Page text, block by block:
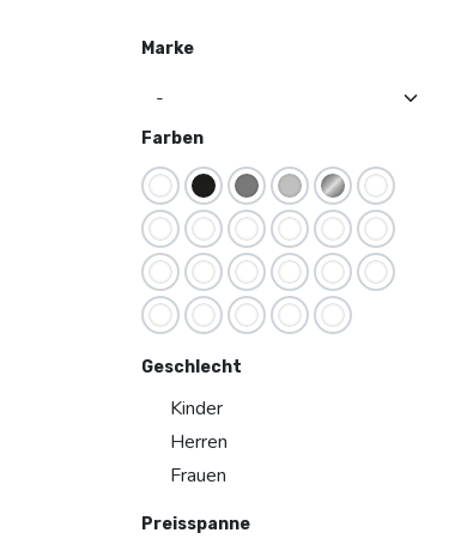
Marke
Farben
Geschlecht
Kinder
Herren
Frauen
Preisspanne